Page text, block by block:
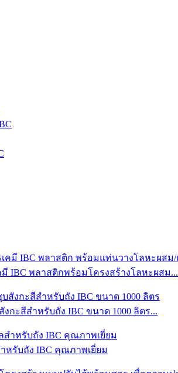
มี IBC พลาสติกพร้อมโครงสร้างโลหะผสม...
งกะสีสำหรับถัง IBC ขนาด 1000 ลิตร...
หรับถัง IBC คุณภาพเยี่ยม